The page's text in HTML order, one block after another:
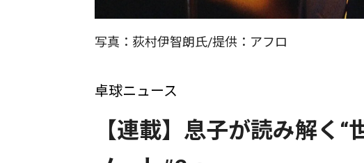
写真：荻村伊智朗氏/提供：アフロ
卓球ニュース
【連載】息子が読み解く